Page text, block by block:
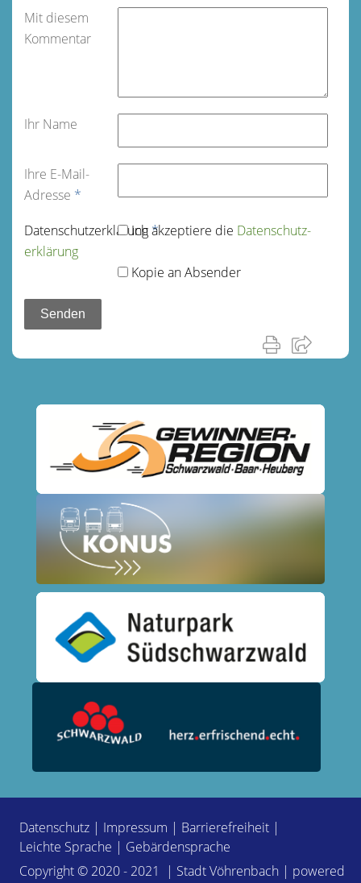
Mit diesem
Kommentar
Ihr Name
Ihre E-Mail-
Adresse *
Datenschutz­erklärung*
Ich akzeptiere die Datenschutz­
erklärung
Kopie an Absender
Datenschutz | Impressum | Barrierefreiheit |
Leichte Sprache | Gebärdensprache
Copyright © 2020 - 2021 | Stadt Vöhrenbach | powered